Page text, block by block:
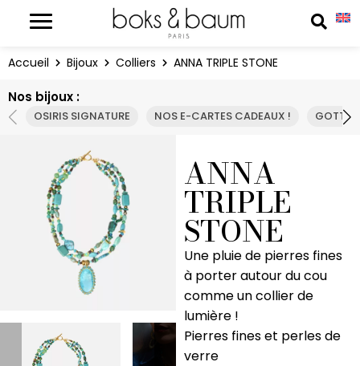
Accueil Bijoux Colliers ANNA TRIPLE STONE
Nos bijoux :
OSIRIS SIGNATURE NOS E-CARTES CADEAUX ! GOTTA
ANNA
TRIPLE
STONE
Une pluie de pierres fines
à porter autour du cou
comme un collier de
lumière !
Pierres fines et perles de
verre
Panneau de gestion des cookies